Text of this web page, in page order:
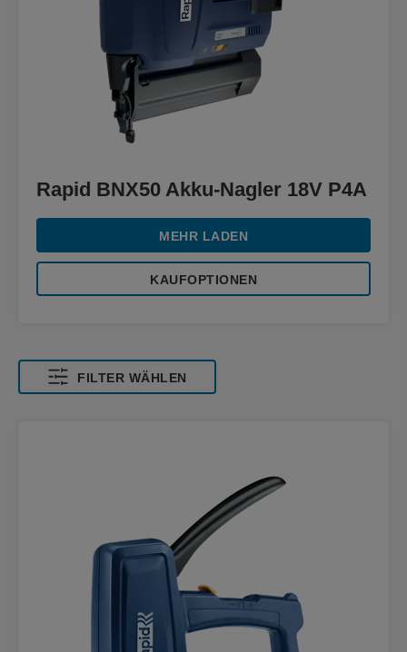
Rapid BNX50 Akku-Nagler 18V P4A
MEHR LADEN
KAUFOPTIONEN
FILTER WÄHLEN